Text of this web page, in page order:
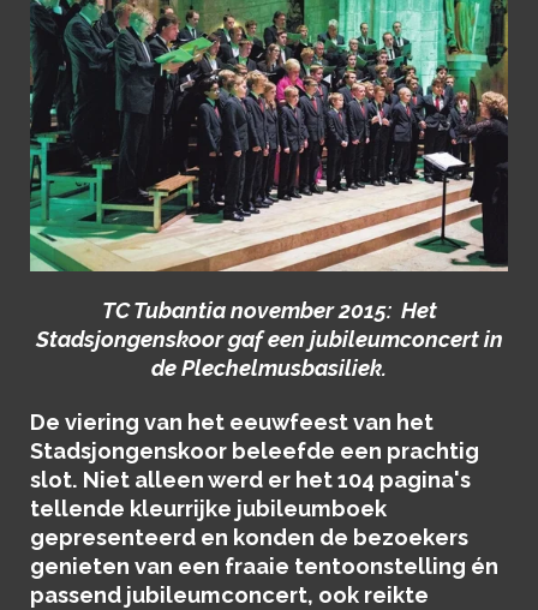
TC Tubantia november 2015: Het
Stadsjongenskoor gaf een jubileumconcert in
de Plechelmusbasiliek.
De viering van het eeuwfeest van het
Stadsjongenskoor beleefde een prachtig
slot. Niet alleen werd er het 104 pagina's
tellende kleurrijke jubileumboek
gepresenteerd en konden de bezoekers
genieten van een fraaie tentoonstelling én
passend jubileumconcert, ook reikte